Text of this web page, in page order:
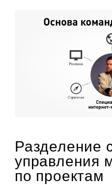
Разделение
управления
по проектам